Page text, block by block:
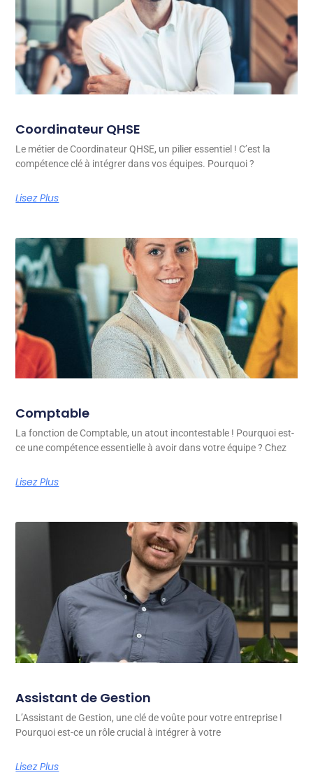
Coordinateur QHSE
Le métier de Coordinateur QHSE, un pilier essentiel ! C’est la
compétence clé à intégrer dans vos équipes. Pourquoi ?
Lisez Plus
Comptable
La fonction de Comptable, un atout incontestable ! Pourquoi est-
ce une compétence essentielle à avoir dans votre équipe ? Chez
Lisez Plus
Assistant de Gestion
L’Assistant de Gestion, une clé de voûte pour votre entreprise !
Pourquoi est-ce un rôle crucial à intégrer à votre
Lisez Plus